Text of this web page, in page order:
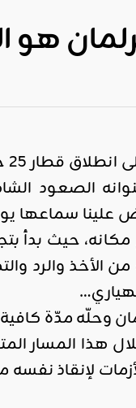
هو
الصعود
علينا سماعها
مكانه، حيث
الأخذ والرد
وحلّه مدّة
لإنقاذ